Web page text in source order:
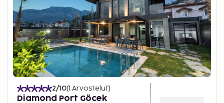
2/10(1 Arvostelut)
Diamond Port Göcek